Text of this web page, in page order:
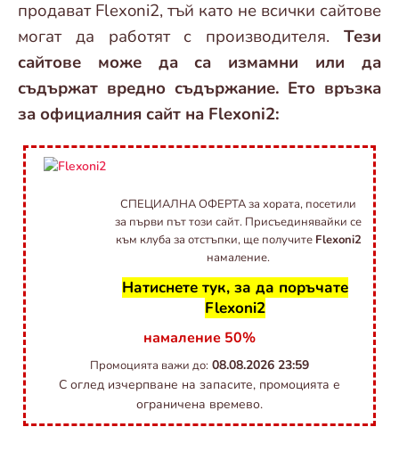
продават Flexoni2, тъй като не всички сайтове
могат да работят с производителя. Тези
сайтове може да са измамни или да
съдържат вредно съдържание. Ето връзка
за официалния сайт на Flexoni2:
СПЕЦИАЛНА ОФЕРТА за хората, посетили
за първи път този сайт. Присъединявайки се
към клуба за отстъпки, ще получите Flexoni2
намаление.
Натиснете тук, за да поръчате
Flexoni2
намаление 50%
Промоцията важи до: 08.08.2026 23:59
С оглед изчерпване на запасите, промоцията е
ограничена времево.